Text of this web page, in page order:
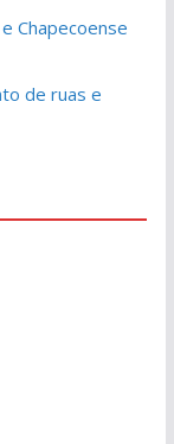
Chapecoense
de ruas e